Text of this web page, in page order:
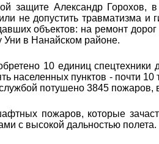
защите Александр
не допустить травматизма
объектов: на ремонт
Уни в Нанайском районе.
10 единиц
населенных пунктов - почти
потушено 3845
пожаров, которые
с высокой дальностью